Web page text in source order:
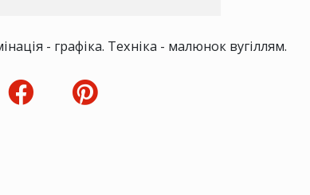
- графіка. Техніка - малюнок вугіллям.